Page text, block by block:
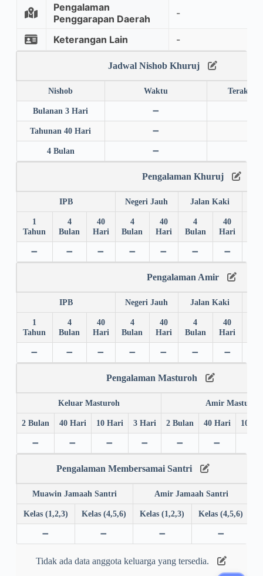
Pengalaman
Penggarapan Daerah
-
Keterangan Lain -
Jadwal Nishob Khuruj
Nishob Waktu Terakhir
Bulanan 3 Hari ➖
Tahunan 40 Hari ➖
4 Bulan ➖
Pengalaman Khuruj
IPB Negeri Jauh Jalan Kaki
1
Tahun
4
Bulan
40
Hari
4
Bulan
40
Hari
4
Bulan
40
Hari
➖ ➖ ➖ ➖ ➖ ➖ ➖
Pengalaman Amir
IPB Negeri Jauh Jalan Kaki
1
Tahun
4
Bulan
40
Hari
4
Bulan
40
Hari
4
Bulan
40
Hari
➖ ➖ ➖ ➖ ➖ ➖ ➖
Pengalaman Masturoh
Keluar Masturoh Amir Masturoh
2 Bulan 40 Hari 10 Hari 3 Hari 2 Bulan 40 Hari 10
➖ ➖ ➖ ➖ ➖ ➖
Pengalaman Membersamai Santri
Muawin Jamaah Santri Amir Jamaah Santri
Kelas (1,2,3) Kelas (4,5,6) Kelas (1,2,3) Kelas (4,5,6)
➖ ➖ ➖ ➖
Tidak ada data anggota keluarga yang tersedia.